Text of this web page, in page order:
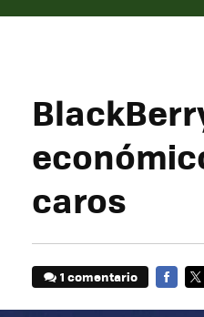
caros
1 comentario